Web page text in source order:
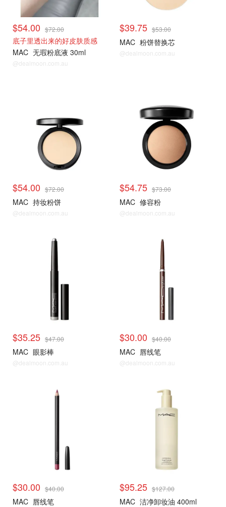
$54.00 $72.00
底子里透出来的好皮肤质感
MAC 无瑕粉底液 30ml
@dealmoon.com.au
$39.75 $53.00
MAC 粉饼替换芯
@dealmoon.com.au
$54.00 $72.00
MAC 持妆粉饼
@dealmoon.com.au
$54.75 $73.00
MAC 修容粉
@dealmoon.com.au
$35.25 $47.00
MAC 眼影棒
@dealmoon.com.au
$30.00 $40.00
MAC 唇线笔
@dealmoon.com.au
$30.00 $40.00
MAC 唇线笔
$95.25 $127.00
MAC 洁净卸妆油 400ml